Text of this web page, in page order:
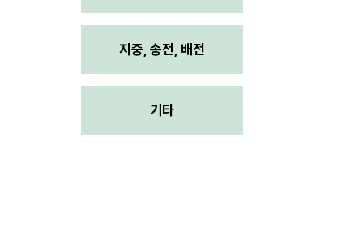
지중, 송전, 배전
기타